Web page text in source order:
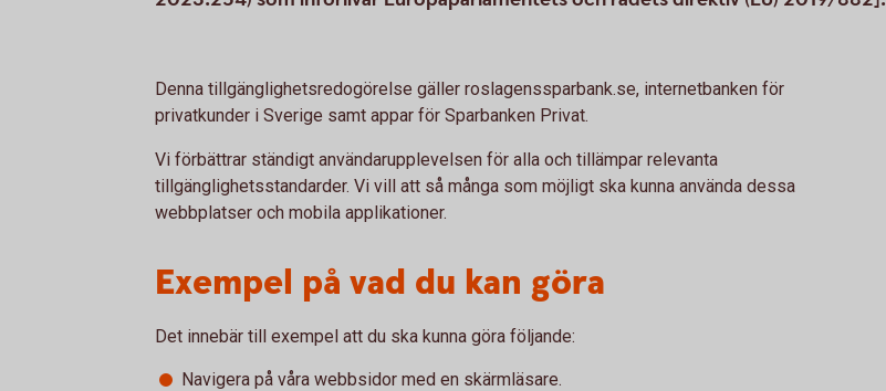
Denna tillgänglighetsredogörelse gäller roslagenssparbank.se, internetbanken för
privatkunder i Sverige samt appar för Sparbanken Privat.
Vi förbättrar ständigt användarupplevelsen för alla och tillämpar relevanta
tillgänglighetsstandarder. Vi vill att så många som möjligt ska kunna använda dessa
webbplatser och mobila applikationer.
Exempel på vad du kan göra
Det innebär till exempel att du ska kunna göra följande:
Navigera på våra webbsidor med en skärmläsare.